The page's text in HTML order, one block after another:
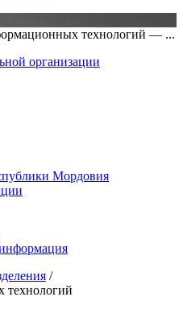
технологий — ...
организации
Мордовия
/